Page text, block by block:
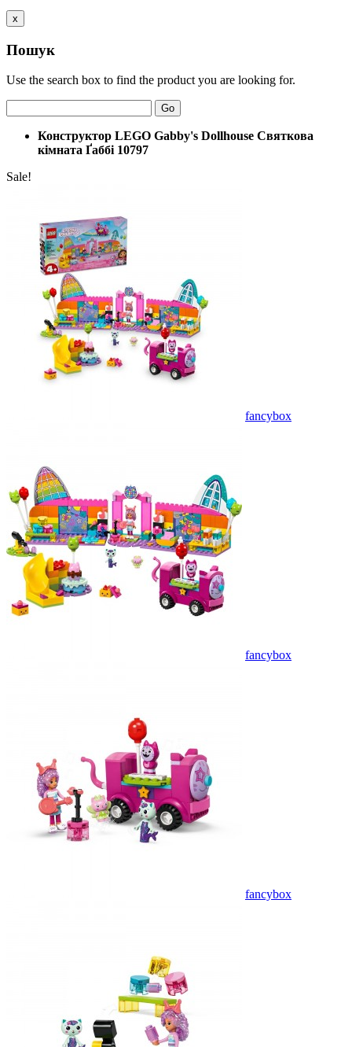
x
Пошук
Use the search box to find the product you are looking for.
Go
Конструктор LEGO Gabby's Dollhouse Святкова
кімната Ґаббі 10797
Sale!
fancybox
fancybox
fancybox